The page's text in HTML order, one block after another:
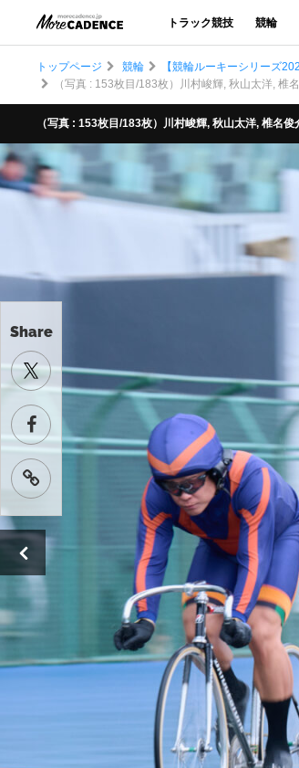
トラック競技 競輪
Share
トップページ 競輪 【競輪ルーキーシリーズ
（写真 : 153枚目/183枚）川村峻輝, 秋山太洋,
（写真 : 153枚目/183枚）川村峻輝, 秋山太洋, 椎名